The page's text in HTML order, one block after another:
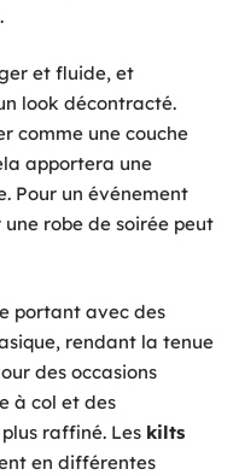
et fluide, et
look décontracté.
comme une couche
apportera une
Pour un événement
robe de soirée peut
portant avec des
rendant la tenue
des occasions
à col et des
raffiné. Les kilts
en différentes